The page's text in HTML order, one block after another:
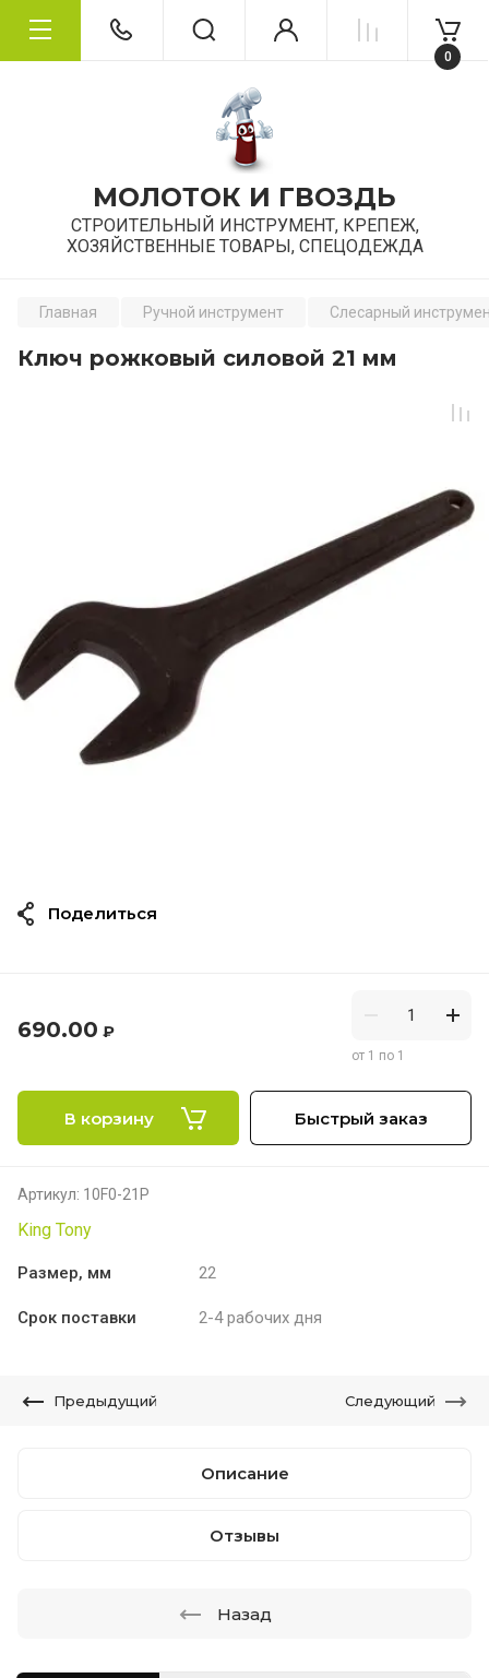
МОЛОТОК И ГВОЗДЬ
СТРОИТЕЛЬНЫЙ ИНСТРУМЕНТ, КРЕПЕЖ,
ХОЗЯЙСТВЕННЫЕ ТОВАРЫ, СПЕЦОДЕЖДА
0
Главная Ручной инструмент Слесарный
Ключ рожковый силовой 21 мм
690.00 ₽
от 1 по 1
В корзину Быстрый заказ
Артикул: 10F0-21P
King Tony
Размер, мм 22
Срок поставки 2-4 рабочих дня
Поделиться
Предыдущий Следующий
Описание
Отзывы
Назад